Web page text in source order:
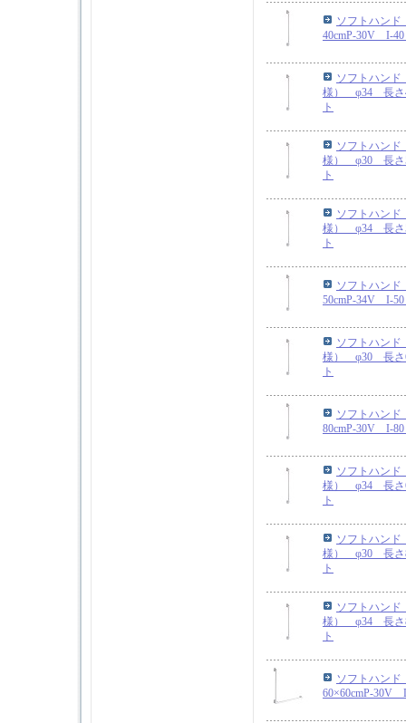
ソフトハン
40cmP-30V I-
ソフトハン
様） φ34 長さ
ト
ソフトハン
様） φ30 長さ
ト
ソフトハン
様） φ34 長さ
ト
ソフトハン
50cmP-34V I-
ソフトハン
様） φ30 長さ
ト
ソフトハン
80cmP-30V I-
ソフトハン
様） φ34 長さ
ト
ソフトハン
様） φ30 長さ
ト
ソフトハン
様） φ34 長さ
ト
ソフトハン
60×60cmP-30V